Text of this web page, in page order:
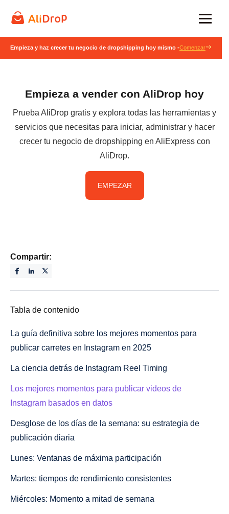
Empieza y haz crecer tu negocio de dropshipping hoy mismo -Comenzar
Empieza a vender con AliDrop hoy
Prueba AliDrop gratis y explora todas las herramientas y
servicios que necesitas para iniciar, administrar y hacer
crecer tu negocio de dropshipping en AliExpress con
AliDrop.
EMPEZAR
Compartir:
Tabla de contenido
La guía definitiva sobre los mejores momentos para
publicar carretes en Instagram en 2025
La ciencia detrás de Instagram Reel Timing
Los mejores momentos para publicar videos de
Instagram basados en datos
Desglose de los días de la semana: su estrategia de
publicación diaria
Lunes: Ventanas de máxima participación
Martes: tiempos de rendimiento consistentes
Miércoles: Momento a mitad de semana